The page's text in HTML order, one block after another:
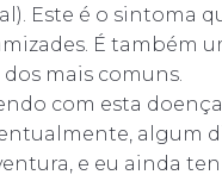
Este é o sintoma
É também
mais comuns.
com esta
algum
e eu ainda